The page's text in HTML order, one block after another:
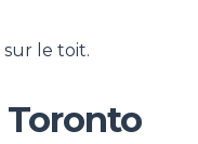
le toit.
Toronto